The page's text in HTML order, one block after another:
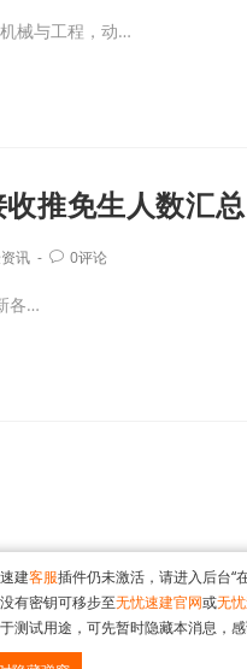
械与工程，动…
推免生人数汇总
讯 0评论
各…
建客服插件仍未激活，请进入后台“
有密钥可移步至无忧速建官网或无
测试用途，可先暂时隐藏本消息，感